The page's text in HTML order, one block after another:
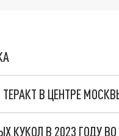
В ЦЕНТРЕ